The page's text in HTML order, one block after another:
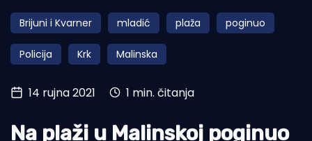
Obala
Otoci
Turizam i nautika
Pomorstvo
Brijuni i Kvarner mladić plaža poginuo
Policija Krk Malinska
14 rujna 2021 1 min. čitanja
Na plaži u Malinskoj poginuo